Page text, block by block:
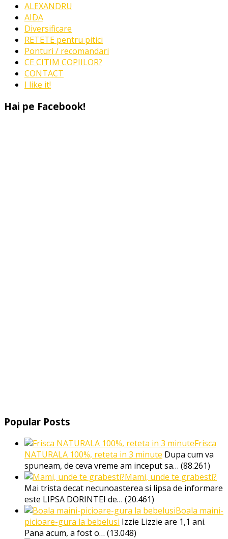
ALEXANDRU
AIDA
Diversificare
RETETE pentru pitici
Ponturi / recomandari
CE CITIM COPIILOR?
CONTACT
I like it!
Hai pe Facebook!
Popular Posts
Frisca
NATURALA 100%, reteta in 3 minute Dupa cum va
spuneam, de ceva vreme am inceput sa… (88.261)
Mami, unde te grabesti?
Mai trista decat necunoasterea si lipsa de informare
este LIPSA DORINTEI de… (20.461)
Boala maini-
picioare-gura la bebelusi Izzie Lizzie are 1,1 ani.
Pana acum, a fost o… (13.048)